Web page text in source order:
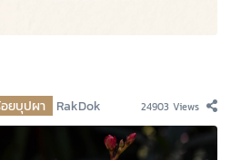
ยบุปผา RakDok 24903 Views